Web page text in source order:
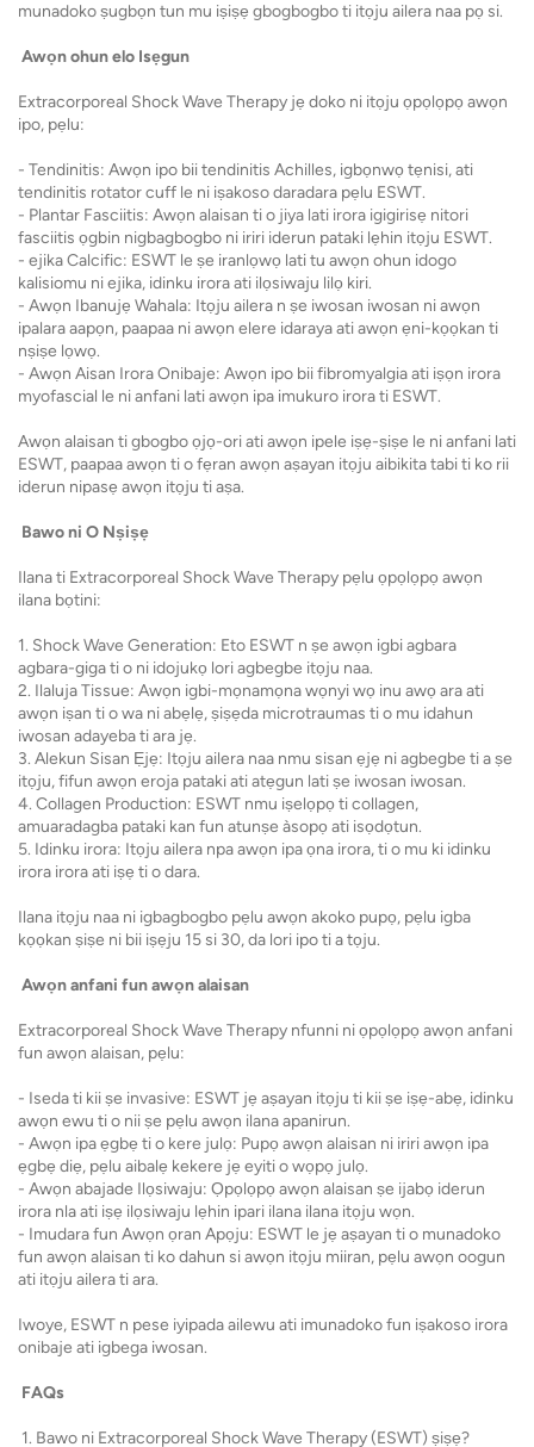
munadoko ṣugbọn tun mu iṣiṣẹ gbogbogbo ti itọju ailera naa pọ si.
Awọn ohun elo Isẹgun
Extracorporeal Shock Wave Therapy jẹ doko ni itọju ọpọlọpọ awọn
ipo, pẹlu:
- Tendinitis: Awọn ipo bii tendinitis Achilles, igbọnwọ tẹnisi, ati
tendinitis rotator cuff le ni iṣakoso daradara pẹlu ESWT.
- Plantar Fasciitis: Awọn alaisan ti o jiya lati irora igigirisẹ nitori
fasciitis ọgbin nigbagbogbo ni iriri iderun pataki lẹhin itọju ESWT.
- ejika Calcific: ESWT le ṣe iranlọwọ lati tu awọn ohun idogo
kalisiomu ni ejika, idinku irora ati ilọsiwaju lilọ kiri.
- Awọn Ibanujẹ Wahala: Itọju ailera n ṣe iwosan iwosan ni awọn
ipalara aapọn, paapaa ni awọn elere idaraya ati awọn ẹni-kọọkan ti
nṣiṣe lọwọ.
- Awọn Aisan Irora Onibaje: Awọn ipo bii fibromyalgia ati iṣọn irora
myofascial le ni anfani lati awọn ipa imukuro irora ti ESWT.
Awọn alaisan ti gbogbo ọjọ-ori ati awọn ipele iṣẹ-ṣiṣe le ni anfani lati
ESWT, paapaa awọn ti o fẹran awọn aṣayan itọju aibikita tabi ti ko rii
iderun nipasẹ awọn itọju ti aṣa.
Bawo ni O Nṣiṣẹ
Ilana ti Extracorporeal Shock Wave Therapy pẹlu ọpọlọpọ awọn
ilana bọtini:
1. Shock Wave Generation: Eto ESWT n ṣe awọn igbi agbara
agbara-giga ti o ni idojukọ lori agbegbe itọju naa.
2. Ilaluja Tissue: Awọn igbi-mọnamọna wọnyi wọ inu awọ ara ati
awọn iṣan ti o wa ni abẹlẹ, ṣiṣẹda microtraumas ti o mu idahun
iwosan adayeba ti ara jẹ.
3. Alekun Sisan Ẹjẹ: Itọju ailera naa nmu sisan ẹjẹ ni agbegbe ti a ṣe
itọju, fifun awọn eroja pataki ati atẹgun lati ṣe iwosan iwosan.
4. Collagen Production: ESWT nmu iṣelọpọ ti collagen,
amuaradagba pataki kan fun atunṣe àsopọ ati isọdọtun.
5. Idinku irora: Itọju ailera npa awọn ipa ọna irora, ti o mu ki idinku
irora irora ati iṣẹ ti o dara.
Ilana itọju naa ni igbagbogbo pẹlu awọn akoko pupọ, pẹlu igba
kọọkan ṣiṣe ni bii iṣẹju 15 si 30, da lori ipo ti a tọju.
Awọn anfani fun awọn alaisan
Extracorporeal Shock Wave Therapy nfunni ni ọpọlọpọ awọn anfani
fun awọn alaisan, pẹlu:
- Iseda ti kii ṣe invasive: ESWT jẹ aṣayan itọju ti kii ṣe iṣẹ-abẹ, idinku
awọn ewu ti o nii ṣe pẹlu awọn ilana apanirun.
- Awọn ipa ẹgbẹ ti o kere julọ: Pupọ awọn alaisan ni iriri awọn ipa
ẹgbẹ diẹ, pẹlu aibalẹ kekere jẹ eyiti o wọpọ julọ.
- Awọn abajade Ilọsiwaju: Ọpọlọpọ awọn alaisan ṣe ijabọ iderun
irora nla ati iṣẹ ilọsiwaju lẹhin ipari ilana ilana itọju wọn.
- Imudara fun Awọn ọran Apọju: ESWT le jẹ aṣayan ti o munadoko
fun awọn alaisan ti ko dahun si awọn itọju miiran, pẹlu awọn oogun
ati itọju ailera ti ara.
Iwoye, ESWT n pese iyipada ailewu ati imunadoko fun iṣakoso irora
onibaje ati igbega iwosan.
FAQs
1. Bawo ni Extracorporeal Shock Wave Therapy (ESWT) ṣiṣẹ?